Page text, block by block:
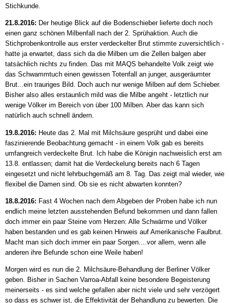
Stichkunde.
21.8.2016: Der heutige Blick auf die Bodenschieber lieferte doch noch
einen ganz schönen Milbenfall nach der 2. Sprühaktion. Auch die
Stichprobenkontrolle aus erster verdeckelter Brut stimmte zuversichtlich -
hatte ja erwartet, dass sich da die Milben um die Zellen balgen aber
tatsächlich nichts zu finden. Das mit MAQS behandelte Volk zeigt wie
das Schwammtuch einen gewissen Totenfall an junger, ausgeräumter
Brut...ein trauriges Bild. Doch auch nur wenige Milben auf dem Schieber.
Bisher also alles erstaunlich mild was die Milbe angeht - letztlich nur
wenige Völker im Bereich von über 100 Milben. Aber das kann sich
natürlich auch schnell ändern.
19.8.2016: Heute das 2. Mal mit Milchsäure gesprüht und dabei eine
faszinierende Beobachtung gemacht - in einem Volk gab es bereits
umfangreich verdeckelte Brut. Ich habe die Königin nachweislich erst am
13.8. entlassen; damit hat die Verdeckelung bereits nach 6 Tagen
eingesetzt und nicht lehrbuchgemäß am 8. Tag. Das zeigt mal wieder, wie
flexibel die Damen sind. Ob sie es nicht abwarten konnten?
18.8.2016: Fast 4 Wochen nach dem Abgeben der Proben habe ich nun
endlich meine letzten ausstehenden Befund bekommen und dann fallen
doch immer ein paar Steine vom Herzen: Alle Schwärme und Völker
haben bestanden und es gab keinen Hinweis auf Amerikanische Faulbrut.
Macht man sich doch immer ein paar Sorgen....vor allem, wenn alle
anderen ihre Befunde schon eine Weile haben!
Morgen wird es nun die 2. Milchsäure-Behandlung der Berliner Völker
geben. Bisher in Sachen Varroa-Abfall keine besondere Begeisterung
meinerseits - es sind welche gefallen aber nicht viele und sehr verzögert
so dass es schwer ist, die Effektivität der Behandlung zu bewerten. Die